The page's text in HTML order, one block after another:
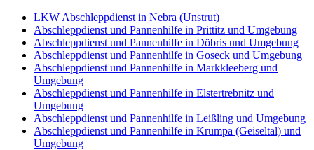
LKW Abschleppdienst in Nebra (Unstrut)
Abschleppdienst und Pannenhilfe in Prittitz und Umgebung
Abschleppdienst und Pannenhilfe in Döbris und Umgebung
Abschleppdienst und Pannenhilfe in Goseck und Umgebung
Abschleppdienst und Pannenhilfe in Markkleeberg und
Umgebung
Abschleppdienst und Pannenhilfe in Elstertrebnitz und
Umgebung
Abschleppdienst und Pannenhilfe in Leißling und Umgebung
Abschleppdienst und Pannenhilfe in Krumpa (Geiseltal) und
Umgebung